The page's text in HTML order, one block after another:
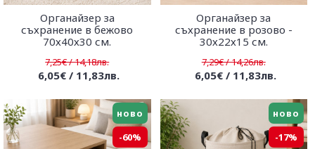
Органайзер за
съхранение в бежово
70х40х30 см.
7,25€ / 14,18лв.
6,05€ / 11,83лв.
Органайзер за
съхранение в розово -
30х22х15 см.
7,29€ / 14,26лв.
6,05€ / 11,83лв.
ново
-60%
ново
-17%